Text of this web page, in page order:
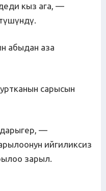
кыз ага, —
абыдан аза
сарысын
—
ийгиликсиз
зарыл.